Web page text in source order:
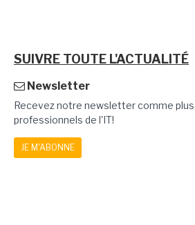
SUIVRE TOUTE L'ACTUALITÉ
Newsletter
Recevez notre newsletter comme
professionnels de l'IT!
JE M'ABONNE